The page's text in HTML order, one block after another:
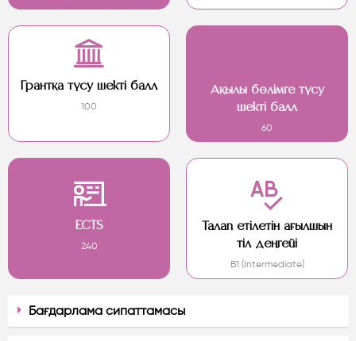
Грантқа түсу шекті балл
100
Ақылы бөлімге түсу
шекті балл
60
ECTS
240
Талап етілетін ағылшын
тіл деңгейі
B1 (Intermediate)
Бағдарлама сипаттамасы